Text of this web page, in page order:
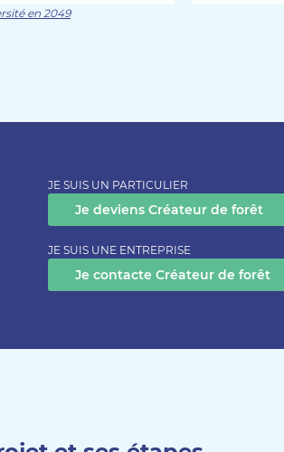
en 2049
JE SUIS UN PARTICULIER
Je deviens Créateur de forêt
JE SUIS UNE ENTREPRISE
Je contacte Créateur de forêt